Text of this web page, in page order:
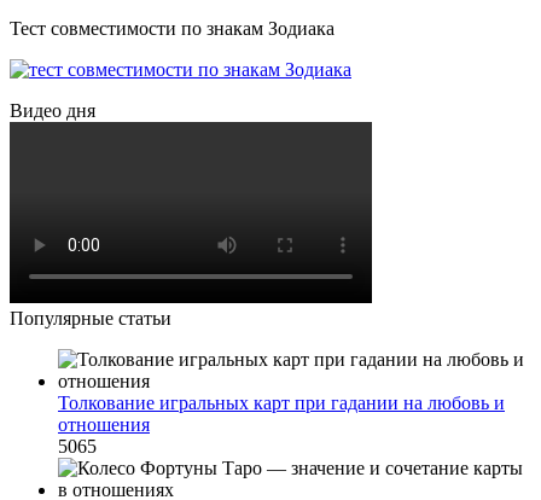
Тест совместимости по знакам Зодиака
Видео дня
Популярные статьи
Толкование игральных карт при гадании на любовь и
отношения
5065